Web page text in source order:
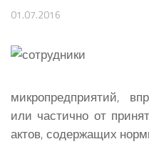
01.07.2016
микропредприятий,
или частично от
актов, содержащих